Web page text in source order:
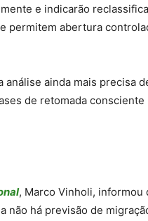
e indicarão
permitem abertura
análise ainda mais precisa
de retomada consciente
, Marco Vinholi,
não há previsão de